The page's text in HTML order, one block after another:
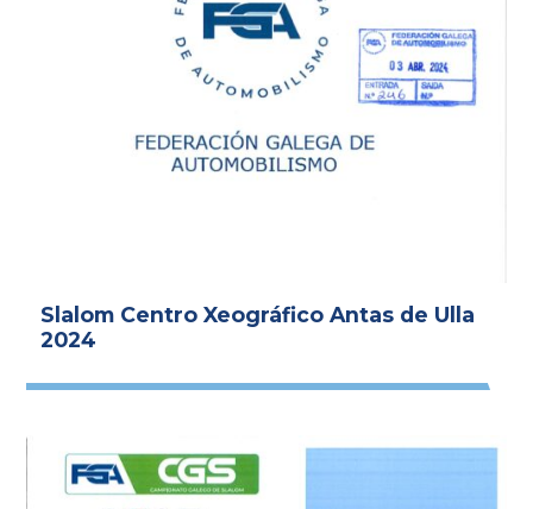
Slalom Centro Xeográfico Antas de Ulla
2024